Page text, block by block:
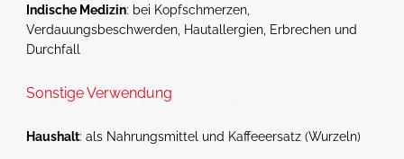
Indische Medizin: bei Kopfschmerzen,
Verdauungsbeschwerden, Hautallergien, Erbrechen und
Durchfall
Sonstige Verwendung
Haushalt: als Nahrungsmittel und Kaffeeersatz (Wurzeln)